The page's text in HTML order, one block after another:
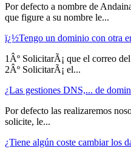
Por defecto a nombre de
que figure a su nombre le...
ï¿½Tengo un dominio con otra
1Âº SolicitarÃ¡ que el correo
2Âº SolicitarÃ¡ el...
¿Las gestiones DNS,... de
Por defecto las realizaremos
solicite, le...
¿Tiene algún coste cambiar los